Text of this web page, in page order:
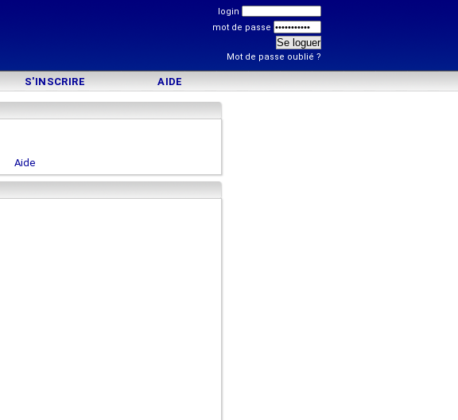
login
mot de passe
Mot de passe oublié ?
S'INSCRIRE AIDE
Aide